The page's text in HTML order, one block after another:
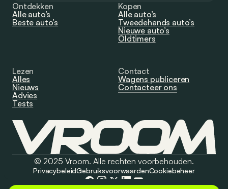
Ontdekken
Alle auto’s
Beste auto’s
Kopen
Alle auto’s
Tweedehands auto’s
Nieuwe auto’s
Oldtimers
Lezen
Alles
Nieuws
Advies
Tests
Contact
Wagens publiceren
Contacteer ons
© 2025 Vroom. Alle rechten voorbehouden.
PrivacybeleidGebruiksvoorwaardenCookiebeheer